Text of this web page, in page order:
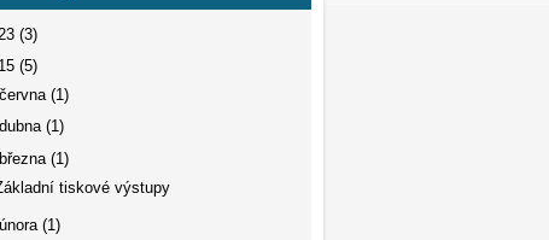
(3)
(5)
června(1)
dubna(1)
března(1)
tiskové výstupy
února(1)